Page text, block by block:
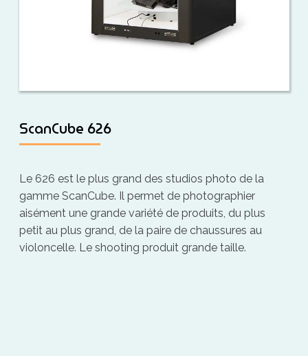
ScanCube 626
Le 626 est le plus grand des studios photo de la
gamme ScanCube. Il permet de photographier
aisément une grande variété de produits, du plus
petit au plus grand, de la paire de chaussures au
violoncelle. Le shooting produit grande taille.